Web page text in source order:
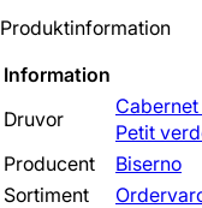
Produktinformation
Information
Druvor
Petit
Producent
Biserno
Sortiment